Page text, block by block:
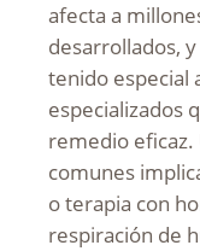
afecta a
desarrollados,
tenido especial
especializados
remedio
comunes
o terapia con
respiración de